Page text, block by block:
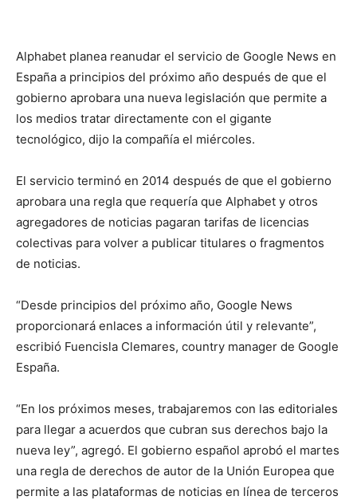
Alphabet planea reanudar el servicio de Google News en
España a principios del próximo año después de que el
gobierno aprobara una nueva legislación que permite a
los medios tratar directamente con el gigante
tecnológico, dijo la compañía el miércoles.
El servicio terminó en 2014 después de que el gobierno
aprobara una regla que requería que Alphabet y otros
agregadores de noticias pagaran tarifas de licencias
colectivas para volver a publicar titulares o fragmentos
de noticias.
“Desde principios del próximo año, Google News
proporcionará enlaces a información útil y relevante”,
escribió Fuencisla Clemares, country manager de Google
España.
“En los próximos meses, trabajaremos con las editoriales
para llegar a acuerdos que cubran sus derechos bajo la
nueva ley”, agregó. El gobierno español aprobó el martes
una regla de derechos de autor de la Unión Europea que
permite a las plataformas de noticias en línea de terceros